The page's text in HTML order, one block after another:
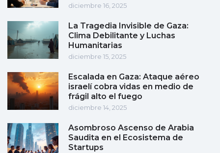
diciembre 16, 2025
La Tragedia Invisible de Gaza:
Clima Debilitante y Luchas
Humanitarias
diciembre 15, 2025
Escalada en Gaza: Ataque aéreo
israelí cobra vidas en medio de
frágil alto el fuego
diciembre 14, 2025
Asombroso Ascenso de Arabia
Saudita en el Ecosistema de
Startups